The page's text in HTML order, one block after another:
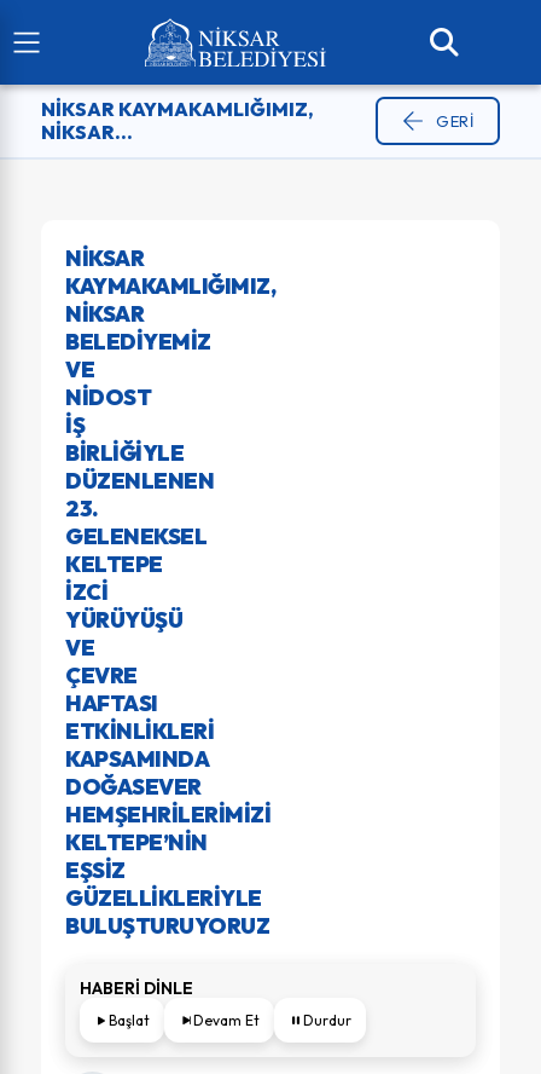
NIKSAR KAYMAKAMLIĞIMIZ,
NIKSAR...
GERI
NIKSAR
KAYMAKAMLIĞIMIZ,
NIKSAR
BELEDIYEMIZ
VE
NİDOST
IŞ
BIRLIĞIYLE
DÜZENLENEN
23.
GELENEKSEL
KELTEPE
İZCI
YÜRÜYÜŞÜ
VE
ÇEVRE
HAFTASI
ETKINLIKLERI
KAPSAMINDA
DOĞASEVER
HEMŞEHRILERIMIZI
KELTEPE’NIN
EŞSIZ
GÜZELLIKLERIYLE
BULUŞTURUYORUZ
HABERİ DİNLE
Başlat Devam Et Durdur